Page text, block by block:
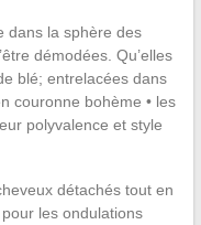
dans la sphère des
démodées. Qu’elles
blé; entrelacées dans
couronne bohème • les
polyvalence et style
détachés tout en
les ondulations